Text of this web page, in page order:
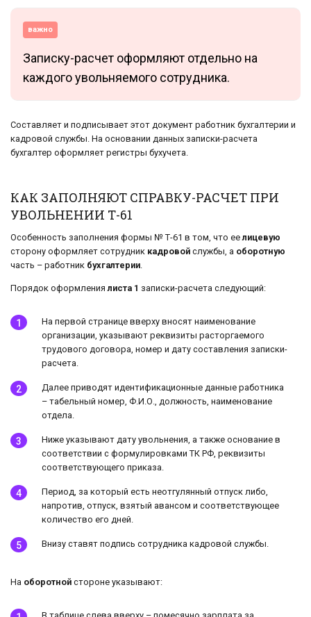
важно
Записку-расчет оформляют отдельно на
каждого увольняемого сотрудника.
Составляет и подписывает этот документ работник бухгалтерии и
кадровой службы. На основании данных записки-расчета
бухгалтер оформляет регистры бухучета.
КАК ЗАПОЛНЯЮТ СПРАВКУ-РАСЧЕТ ПРИ
УВОЛЬНЕНИИ Т-61
Особенность заполнения формы № Т-61 в том, что еелицевую
сторону оформляет сотрудник кадровой службы, а оборотную
часть – работник бухгалтерии.
Порядок оформлениялиста 1 записки-расчета следующий:
На первой странице вверху вносят наименование
организации, указывают реквизиты расторгаемого
трудового договора, номер и дату составления записки-
расчета.
Далее приводят идентификационные данные работника
– табельный номер, Ф.И.О., должность, наименование
отдела.
Ниже указывают дату увольнения, а также основание в
соответствии с формулировками ТК РФ, реквизиты
соответствующего приказа.
Период, за который есть неотгулянный отпуск либо,
напротив, отпуск, взятый авансом и соответствующее
количество его дней.
Внизу ставят подпись сотрудника кадровой службы.
На оборотной стороне указывают: